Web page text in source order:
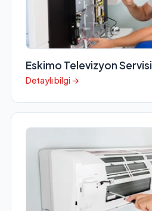
Eskimo Televizyon Servisi
Detaylı bilgi →